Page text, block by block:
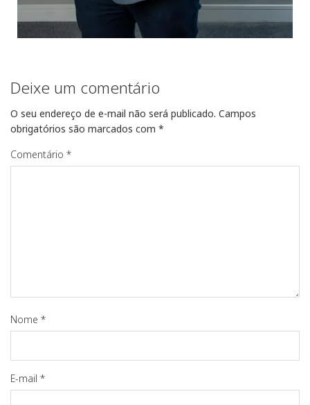
Deixe um comentário
O seu endereço de e-mail não será publicado. Campos
obrigatórios são marcados com *
Comentário *
Nome *
E-mail *